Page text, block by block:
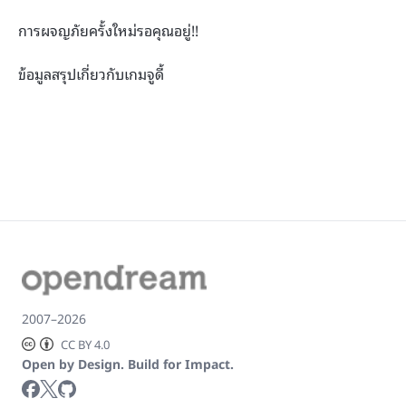
การผจญภัยครั้งใหม่รอคุณอยู่!!
ข้อมูลสรุปเกี่ยวกับเกมจูดี้
2007–2026
CC BY 4.0
Open by Design. Build for Impact.